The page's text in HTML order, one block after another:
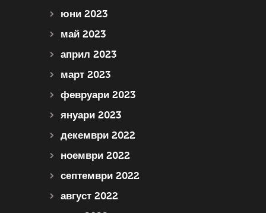
юни 2023
май 2023
април 2023
март 2023
февруари 2023
януари 2023
декември 2022
ноември 2022
септември 2022
август 2022